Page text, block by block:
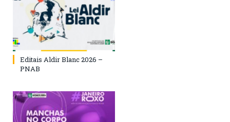
Editais Aldir Blanc 2026 –
PNAB